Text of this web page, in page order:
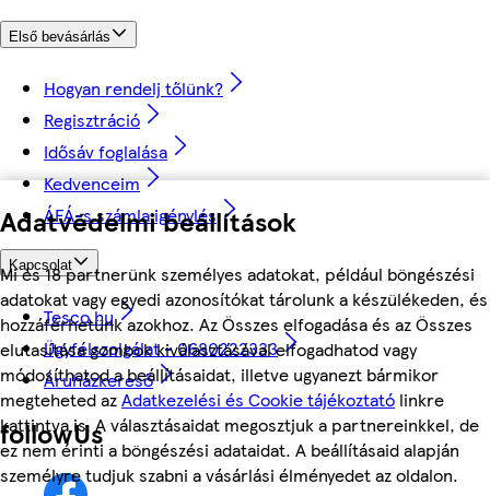
Adatvédelmi beállítások
Mi és 18 partnerünk személyes adatokat, például böngészési
adatokat vagy egyedi azonosítókat tárolunk a készülékeden, és
hozzáférhetünk azokhoz. Az Összes elfogadása és az Összes
elutasítása gombok kiválasztásával elfogadhatod vagy
módosíthatod a beállításaidat, illetve ugyanezt bármikor
megteheted azAdatkezelési és Cookie tájékoztató linkre
kattintva is. A választásaidat megosztjuk a partnereinkkel, de
ez nem érinti a böngészési adataidat. A beállításaid alapján
személyre tudjuk szabni a vásárlási élményedet az oldalon.
Első bevásárlás
Hogyan rendelj tőlünk?
Regisztráció
Idősáv foglalása
Kedvenceim
ÁFÁ-s számla igénylés
Kapcsolat
Tesco.hu
Ügyfélszolgálat - 0680222333
Áruházkereső
followUs